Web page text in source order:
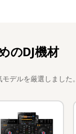
のDJ機材
デルを厳選しました。